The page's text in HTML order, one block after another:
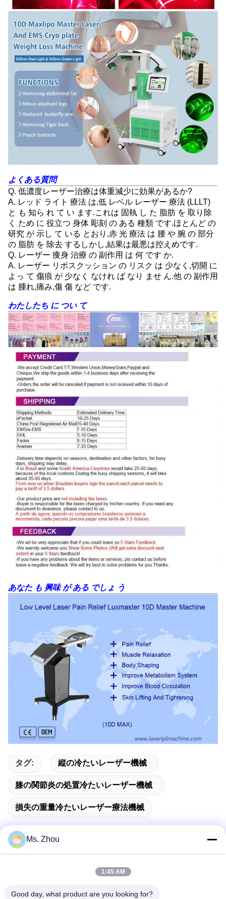
よくある質問
Q. 低濃度レーザー治療は体重減少に効果があるか?
A. レッド ライト 療法 は,低 レベル レーザー 療法 (LLLT)
と も 知ら れ て い ます.これは 固執 し た 脂肪 を 取り除
く ため に 役立つ 身体 彫刻 の ある 種類 です.ほとんど の
研究 が 示し て いる とおり,赤 光 療法 は 腰 や 腕 の 部分
の 脂肪 を 除去 するしかし,結果は最悪は控えめです.
Q. レーザー 痩身 治療 の 副作用 は 何 です か.
A. レーザー リポスクッション の リスク は 少なく,切開 に
よっ て 傷痕 が 少なく なけれ ば なり ませ ん.他 の 副作用
は 腫れ,痛み,傷 傷 など です.
わたしたち に つい て
あなた も 興味 が ある でしょ う
タグ: 縦の冷たいレーザー機械
膝の関節炎の処置冷たいレーザー機械
損失の重量冷たいレーザー療法機械
住所
Ms. Zhou
1:45 AM
Good day, what product are you looking for?